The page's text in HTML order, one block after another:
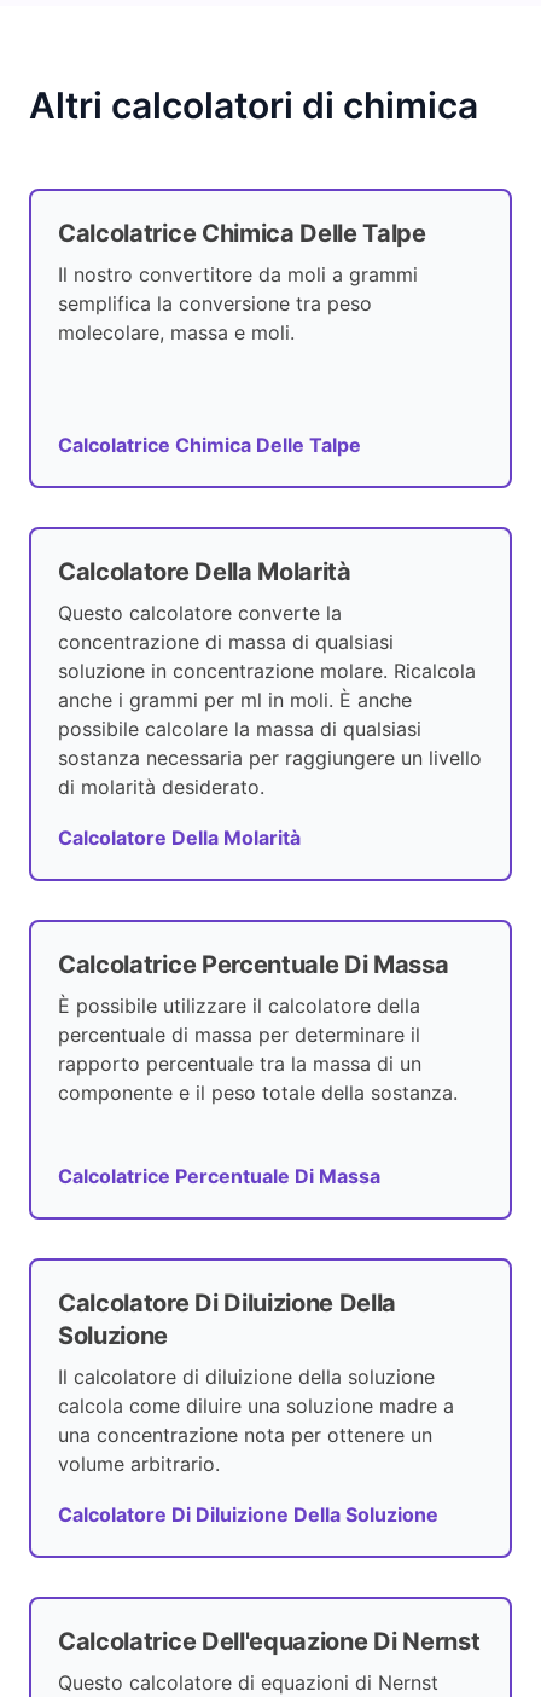
Altri calcolatori di chimica
Calcolatrice Chimica Delle Talpe
Il nostro convertitore da moli a grammi
semplifica la conversione tra peso
molecolare, massa e moli.
Calcolatrice Chimica Delle Talpe
Calcolatore Della Molarità
Questo calcolatore converte la
concentrazione di massa di qualsiasi
soluzione in concentrazione molare. Ricalcola
anche i grammi per ml in moli. È anche
possibile calcolare la massa di qualsiasi
sostanza necessaria per raggiungere un livello
di molarità desiderato.
Calcolatore Della Molarità
Calcolatrice Percentuale Di Massa
È possibile utilizzare il calcolatore della
percentuale di massa per determinare il
rapporto percentuale tra la massa di un
componente e il peso totale della sostanza.
Calcolatrice Percentuale Di Massa
Calcolatore Di Diluizione Della
Soluzione
Il calcolatore di diluizione della soluzione
calcola come diluire una soluzione madre a
una concentrazione nota per ottenere un
volume arbitrario.
Calcolatore Di Diluizione Della Soluzione
Calcolatrice Dell'equazione Di Nernst
Questo calcolatore di equazioni di Nernst